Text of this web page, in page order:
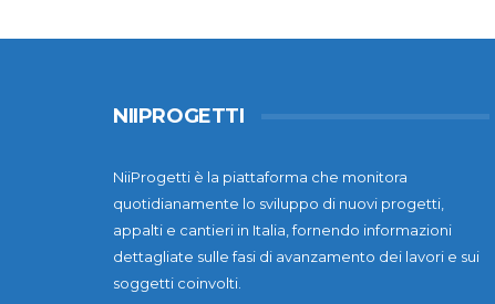
NIIPROGETTI
NiiProgetti è la piattaforma che monitora
quotidianamente lo sviluppo di nuovi progetti,
appalti e cantieri in Italia, fornendo informazioni
dettagliate sulle fasi di avanzamento dei lavori e sui
soggetti coinvolti.